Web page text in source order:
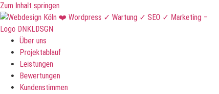
Zum Inhalt springen
Über uns
Projektablauf
Leistungen
Bewertungen
Kundenstimmen